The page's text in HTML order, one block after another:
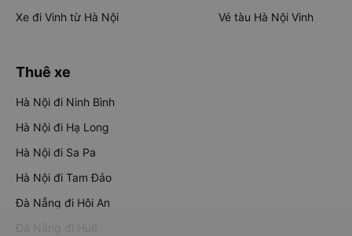
Xe đi Vinh từ Hà Nội
Vé tàu Hà Nội Vinh
Thuê xe
Hà Nội đi Ninh Bình
Hà Nội đi Hạ Long
Hà Nội đi Sa Pa
Hà Nội đi Tam Đảo
Đà Nẵng đi Hội An
Đà Nẵng đi Huế